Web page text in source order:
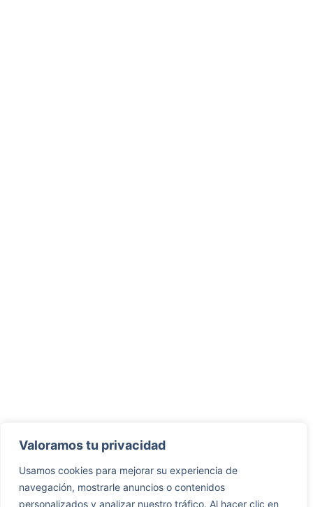
Valoramos tu privacidad
Usamos cookies para mejorar su experiencia de
navegación, mostrarle anuncios o contenidos
personalizados y analizar nuestro tráfico. Al hacer clic en